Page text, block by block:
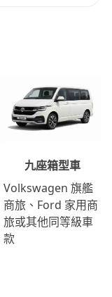
九座箱型車
Volkswagen 旗艦
商旅、Ford 家用商
旅或其他同等級車
款